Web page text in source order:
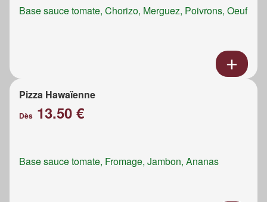
Base sauce tomate, Chorizo, Merguez, Poivrons, Oeuf
Pizza Hawaïenne
Dès 13.50 €
Base sauce tomate, Fromage, Jambon, Ananas